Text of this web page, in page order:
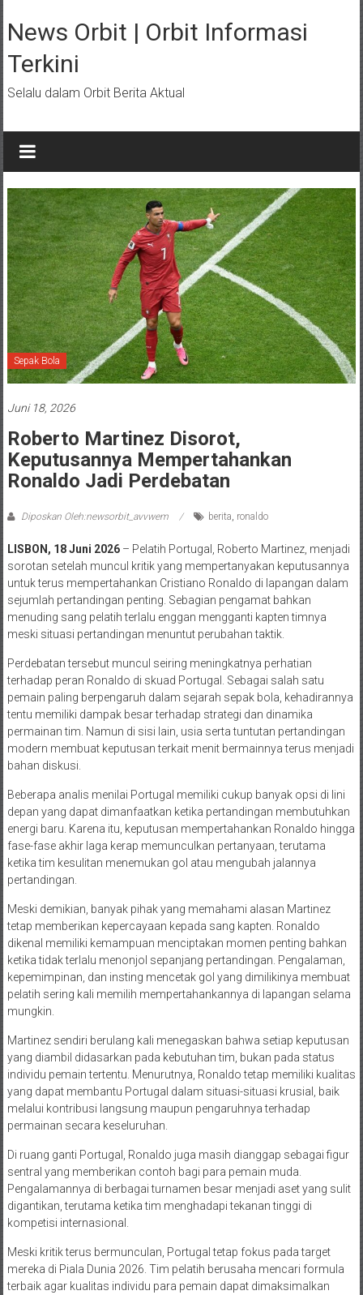
ke
konten
News Orbit | Orbit Informasi
Terkini
Selalu dalam Orbit Berita Aktual
Sepak Bola
Juni 18, 2026
Roberto Martinez Disorot,
Keputusannya Mempertahankan
Ronaldo Jadi Perdebatan
Diposkan Oleh:newsorbit_avvwem berita ronaldo
LISBON, 18 Juni 2026– Pelatih Portugal, Roberto Martinez, menjadi
sorotan setelah muncul kritik yang mempertanyakan keputusannya
untuk terus mempertahankan Cristiano Ronaldo di lapangan dalam
sejumlah pertandingan penting. Sebagian pengamat bahkan
menuding sang pelatih terlalu enggan mengganti kapten timnya
meski situasi pertandingan menuntut perubahan taktik.
Perdebatan tersebut muncul seiring meningkatnya perhatian
terhadap peran Ronaldo di skuad Portugal. Sebagai salah satu
pemain paling berpengaruh dalam sejarah sepak bola, kehadirannya
tentu memiliki dampak besar terhadap strategi dan dinamika
permainan tim. Namun di sisi lain, usia serta tuntutan pertandingan
modern membuat keputusan terkait menit bermainnya terus menjadi
bahan diskusi.
Beberapa analis menilai Portugal memiliki cukup banyak opsi di lini
depan yang dapat dimanfaatkan ketika pertandingan membutuhkan
energi baru. Karena itu, keputusan mempertahankan Ronaldo hingga
fase-fase akhir laga kerap memunculkan pertanyaan, terutama
ketika tim kesulitan menemukan gol atau mengubah jalannya
pertandingan.
Meski demikian, banyak pihak yang memahami alasan Martinez
tetap memberikan kepercayaan kepada sang kapten. Ronaldo
dikenal memiliki kemampuan menciptakan momen penting bahkan
ketika tidak terlalu menonjol sepanjang pertandingan. Pengalaman,
kepemimpinan, dan insting mencetak gol yang dimilikinya membuat
pelatih sering kali memilih mempertahankannya di lapangan selama
mungkin.
Martinez sendiri berulang kali menegaskan bahwa setiap keputusan
yang diambil didasarkan pada kebutuhan tim, bukan pada status
individu pemain tertentu. Menurutnya, Ronaldo tetap memiliki kualitas
yang dapat membantu Portugal dalam situasi-situasi krusial, baik
melalui kontribusi langsung maupun pengaruhnya terhadap
permainan secara keseluruhan.
Di ruang ganti Portugal, Ronaldo juga masih dianggap sebagai figur
sentral yang memberikan contoh bagi para pemain muda.
Pengalamannya di berbagai turnamen besar menjadi aset yang sulit
digantikan, terutama ketika tim menghadapi tekanan tinggi di
kompetisi internasional.
Meski kritik terus bermunculan, Portugal tetap fokus pada target
mereka di Piala Dunia 2026. Tim pelatih berusaha mencari formula
terbaik agar kualitas individu para pemain dapat dimaksimalkan